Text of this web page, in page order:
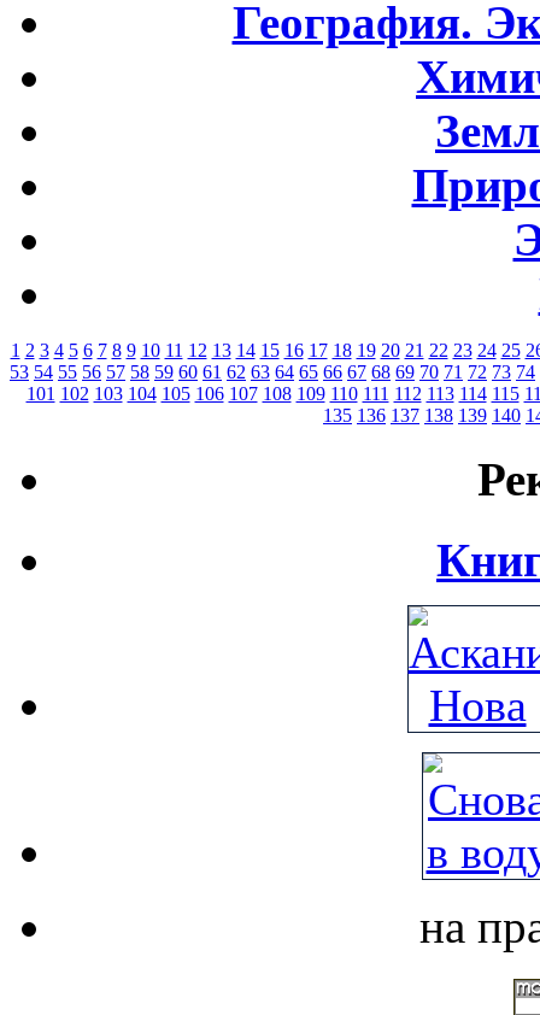
География.
1 2 3 4 5 6 7 8 9 10 11 12 13 14 15 16 17 18 19 20 21 22 23 24 25
53 54 55 56 57 58 59 60 61 62 63 64 65 66 67 68 69 70 71 72 73 74
101 102 103 104 105 106 107 108 109 110 111 112 113 114 115
135 136 137 138 139 140
на